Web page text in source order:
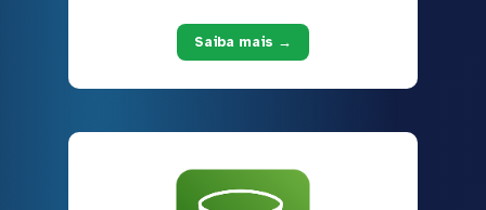
Saiba mais →